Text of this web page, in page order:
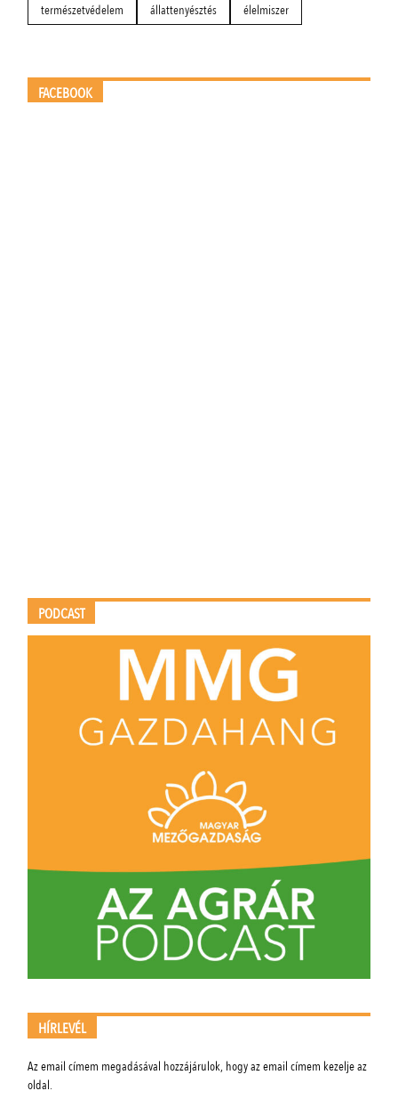
természetvédelem
állattenyésztés élelmiszer
FACEBOOK
PODCAST
HÍRLEVÉL
Az email címem megadásával hozzájárulok, hogy az email címem kezelje az
oldal.